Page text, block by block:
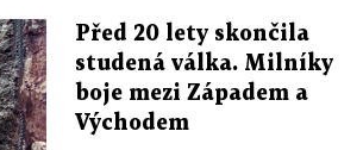
Před 20 lety skončila
studená válka. Milníky
boje mezi Západem a
Východem